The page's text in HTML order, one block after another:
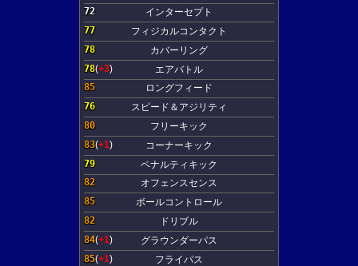
72
インターセプト
77
フィジカルコンタクト
78
カバーリング
78(+3)
エアバトル
85
ロングフィード
76
スピード＆アジリティ
80
フリーキック
83(+1)
コーナーキック
79
ペナルティキック
82
オフェンスセンス
85
ボールコントロール
82
ドリブル
84(+1)
グラウンダーパス
85(+1)
フライパス